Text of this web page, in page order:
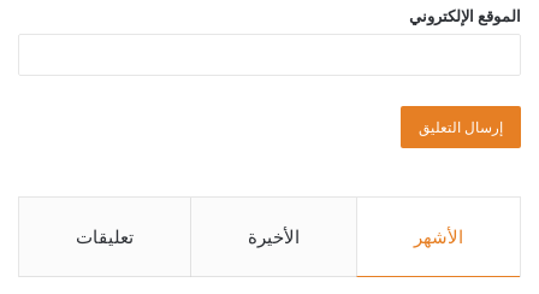
الموقع الإلكتروني
الأشهر الأخيرة تعليقات